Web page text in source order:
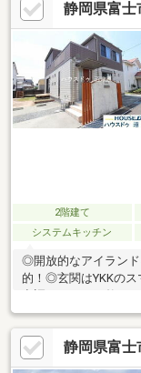
静岡県富士
2階建て
システムキッチン
◎開放的なアイラン
的！◎玄関はYKKの
空調システム！整え
壁には、半永久的に
を使用！◎ウッドデ
い勝手ヨシ！◎駐車
で約1.3Km・車で3分
静岡県富士